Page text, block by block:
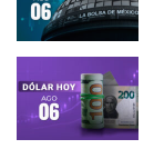
m
d
:
I
t
i
m
r